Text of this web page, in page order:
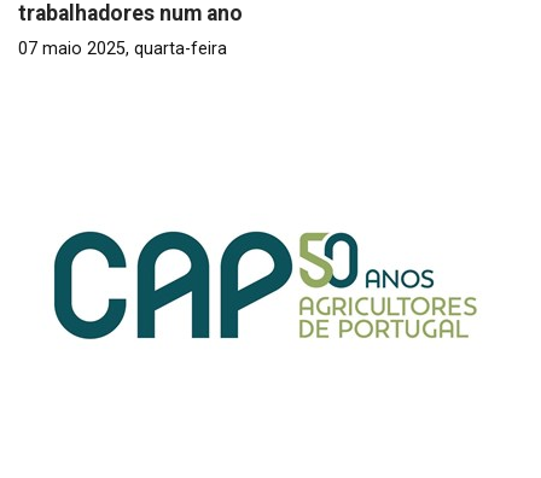
trabalhadores num ano
07 maio 2025, quarta-feira